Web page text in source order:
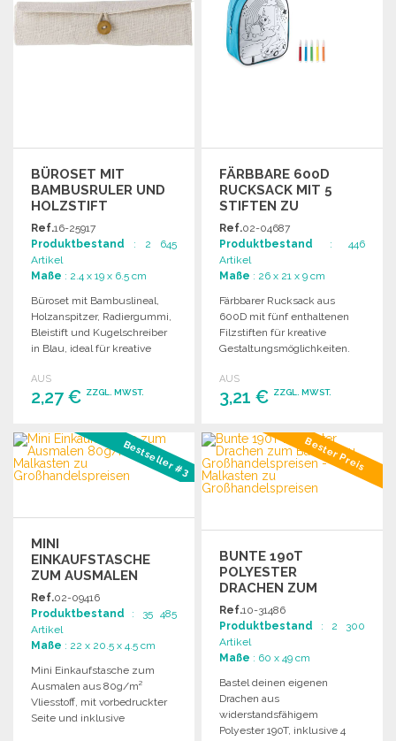
BÜROSET MIT
BAMBUSRULER UND
HOLZSTIFT
Ref.16-25917
Produktbestand : 2 645
Artikel
Maße : 2.4 x 19 x 6.5 cm
Büroset mit Bambuslineal,
Holzanspitzer, Radiergummi,
Bleistift und Kugelschreiber
in Blau, ideal für kreative
AUS
2,27 € ZZGL. MWST.
BESTELLEN
Angebot anfordern
FÄRBBARE 600D
RUCKSACK MIT 5
STIFTEN ZU
GROSSHANDELSPREISEN
Ref.02-04687
Produktbestand : 446
Artikel
Maße : 26 x 21 x 9 cm
Färbbarer Rucksack aus
600D mit fünf enthaltenen
Filzstiften für kreative
Gestaltungsmöglichkeiten.
Aktivitäten.
AUS
3,21 € ZZGL. MWST.
BESTELLEN
Angebot anfordern
Bestseller #3
MINI
EINKAUFSTASCHE
ZUM AUSMALEN
80G/M² ZU
GROSSHANDELSPREISEN
Ref.02-09416
Produktbestand : 35 485
Artikel
Maße : 22 x 20.5 x 4.5 cm
Mini Einkaufstasche zum
Ausmalen aus 80g/m²
Vliesstoff, mit vorbedruckter
Seite und inklusive
Bester Preis
BUNTE 190T
POLYESTER
DRACHEN ZUM
BASTELN
Ref.10-31486
Produktbestand : 2 300
Artikel
Maße : 60 x 49 cm
Bastel deinen eigenen
Drachen aus
widerstandsfähigem
Polyester 190T, inklusive 4